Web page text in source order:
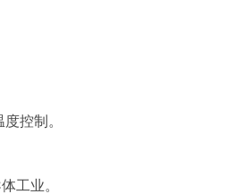
控制。
工业。